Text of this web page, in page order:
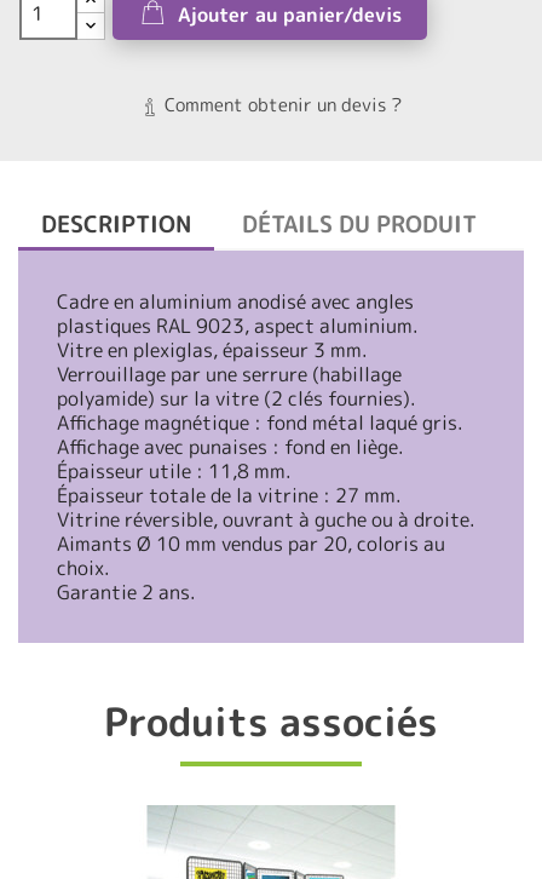
Ajouter au panier/devis
Comment obtenir un devis ?
DESCRIPTION DÉTAILS DU PRODUIT
Cadre en aluminium anodisé avec angles
plastiques RAL 9023, aspect aluminium.
Vitre en plexiglas, épaisseur 3 mm.
Verrouillage par une serrure (habillage
polyamide) sur la vitre (2 clés fournies).
Affichage magnétique : fond métal laqué gris.
Affichage avec punaises : fond en liège.
Épaisseur utile : 11,8 mm.
Épaisseur totale de la vitrine : 27 mm.
Vitrine réversible, ouvrant à guche ou à droite.
Aimants Ø 10 mm vendus par 20, coloris au
choix.
Garantie 2 ans.
Produits associés